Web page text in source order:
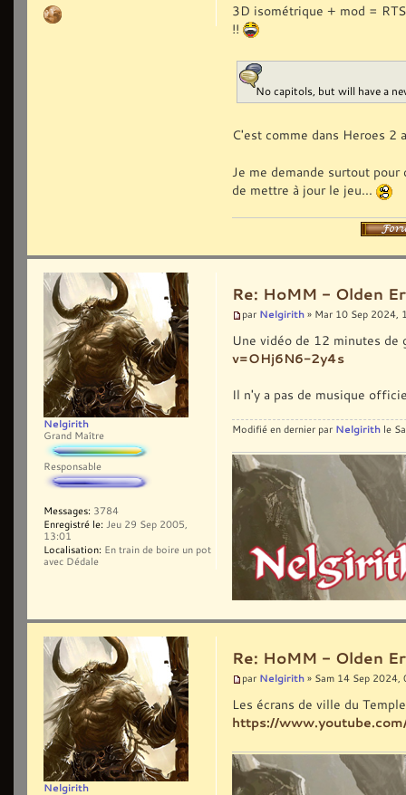
3D isométrique + mod =
!!
No capitols, but will have a
C'est comme dans Heroes 2
Je me demande surtout
de mettre à jour le jeu...
Re: HoMM - Olden
par Nelgirith » Mar 10 Sep 2024,
Une vidéo de 12 minutes de
v=OHj6N6-2y4s
Il n'y a pas de musique
Modifié en dernier par Nelgirith le
Nelgirith
Grand Maître
Responsable
Messages: 3784
Enregistré le: Jeu 29 Sep 2005,
13:01
Localisation: En train de boire un pot
avec Dédale
Re: HoMM - Olden
par Nelgirith » Sam 14 Sep 2024,
Les écrans de ville du
https://
Nelgirith